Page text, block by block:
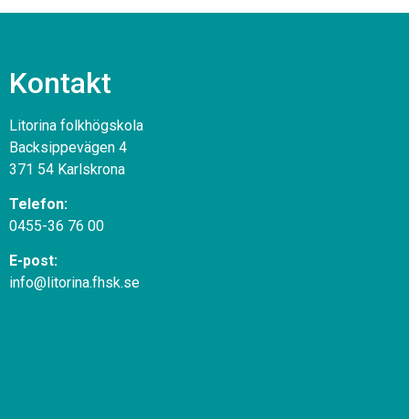
Kontakt
Litorina folkhögskola
Backsippevägen 4
371 54 Karlskrona
Telefon:
0455-36 76 00
E-post:
info@litorina.fhsk.se